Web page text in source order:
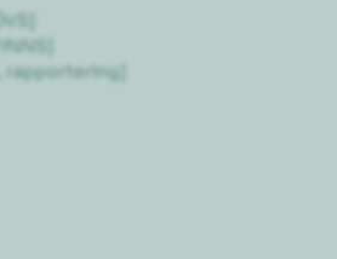
rapportering]